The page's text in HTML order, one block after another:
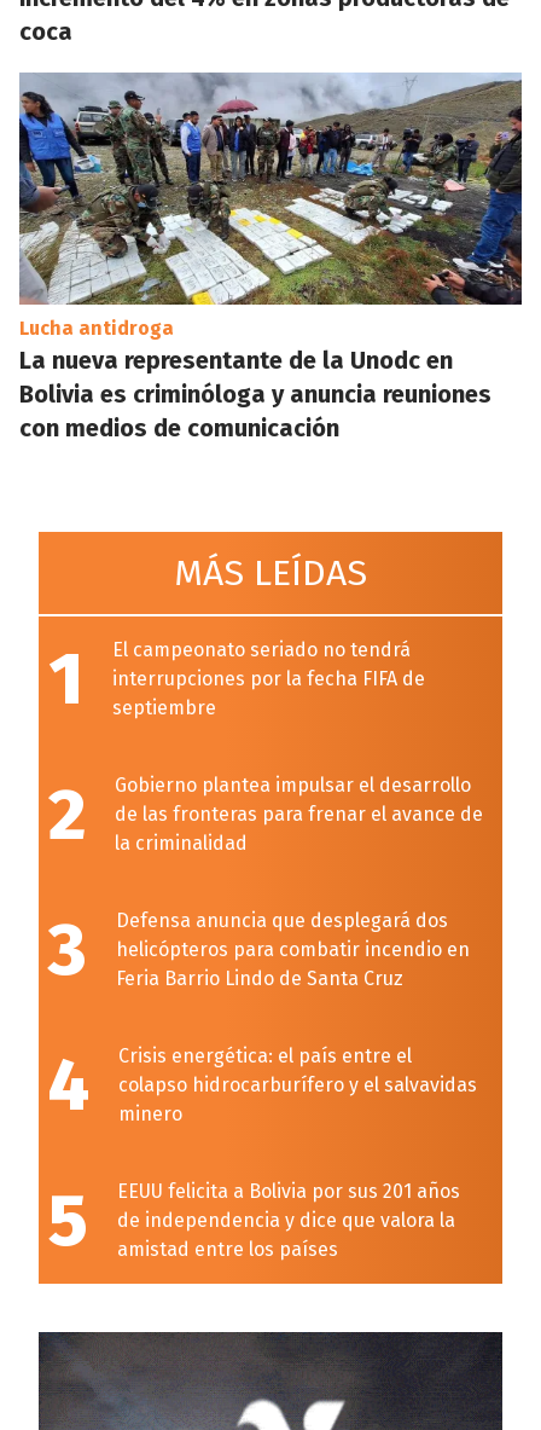
coca
Lucha antidroga
La nueva representante de la Unodc en
Bolivia es criminóloga y anuncia reuniones
con medios de comunicación
MÁS LEÍDAS
1
El campeonato seriado no tendrá
interrupciones por la fecha FIFA de
septiembre
2
Gobierno plantea impulsar el desarrollo
de las fronteras para frenar el avance de
la criminalidad
3
Defensa anuncia que desplegará dos
helicópteros para combatir incendio en
Feria Barrio Lindo de Santa Cruz
4
Crisis energética: el país entre el
colapso hidrocarburífero y el salvavidas
minero
5
EEUU felicita a Bolivia por sus 201 años
de independencia y dice que valora la
amistad entre los países